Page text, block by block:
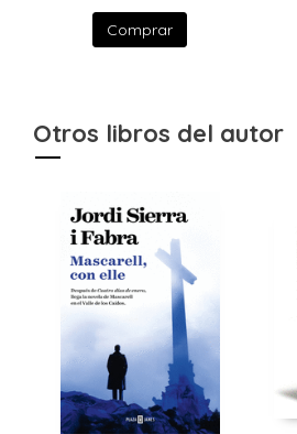
Comprar
Otros libros del autor